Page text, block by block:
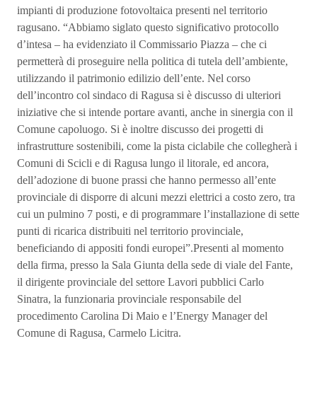
impianti di produzione fotovoltaica presenti nel territorio
ragusano. “Abbiamo siglato questo significativo protocollo
d’intesa – ha evidenziato il Commissario Piazza – che ci
permetterà di proseguire nella politica di tutela dell’ambiente,
utilizzando il patrimonio edilizio dell’ente. Nel corso
dell’incontro col sindaco di Ragusa si è discusso di ulteriori
iniziative che si intende portare avanti, anche in sinergia con il
Comune capoluogo. Si è inoltre discusso dei progetti di
infrastrutture sostenibili, come la pista ciclabile che collegherà i
Comuni di Scicli e di Ragusa lungo il litorale, ed ancora,
dell’adozione di buone prassi che hanno permesso all’ente
provinciale di disporre di alcuni mezzi elettrici a costo zero, tra
cui un pulmino 7 posti, e di programmare l’installazione di sette
punti di ricarica distribuiti nel territorio provinciale,
beneficiando di appositi fondi europei”.Presenti al momento
della firma, presso la Sala Giunta della sede di viale del Fante,
il dirigente provinciale del settore Lavori pubblici Carlo
Sinatra, la funzionaria provinciale responsabile del
procedimento Carolina Di Maio e l’Energy Manager del
Comune di Ragusa, Carmelo Licitra.